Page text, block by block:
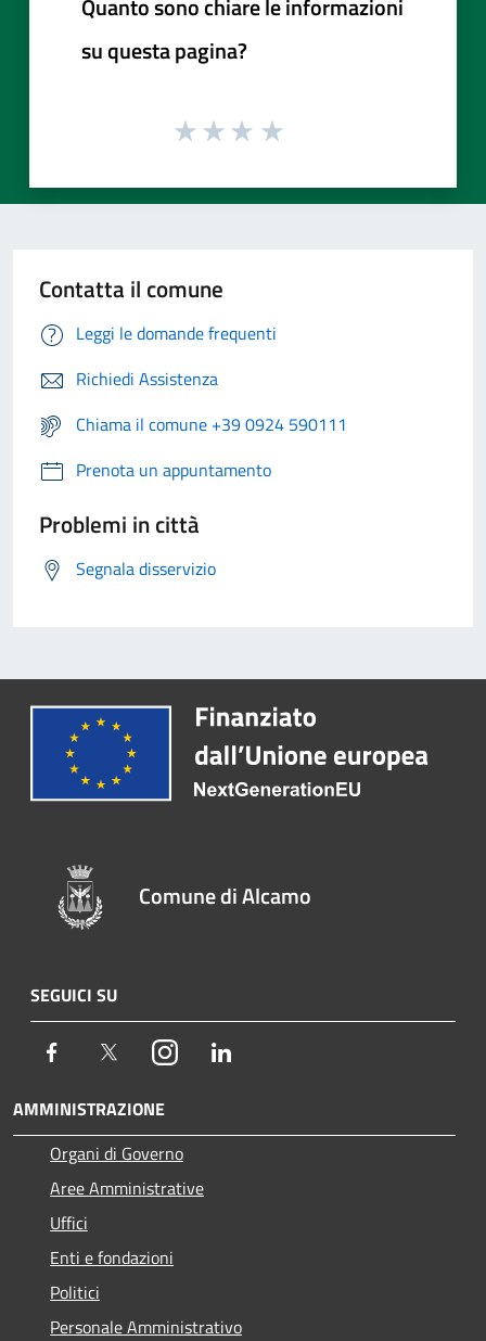
su questa pagina?
Contatta il comune
Leggi le domande frequenti
Richiedi Assistenza
Chiama il comune +39 0924 590111
Prenota un appuntamento
Problemi in città
Segnala disservizio
Comune di Alcamo
SEGUICI SU
Facebook TwitterInstagram
AMMINISTRAZIONE
Organi di Governo
Aree Amministrative
Uffici
Enti e fondazioni
Politici
Personale Amministrativo